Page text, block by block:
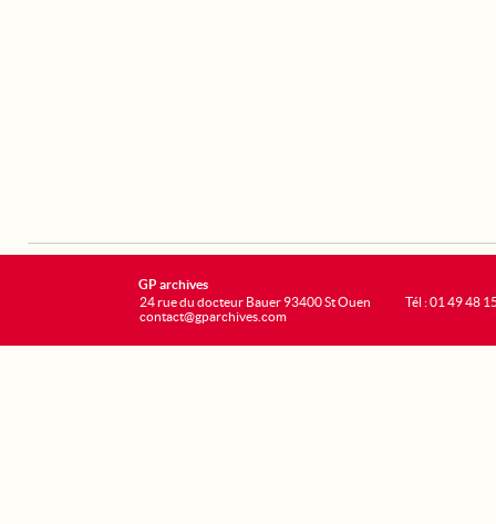
GP archives
24 rue du docteur Bauer 93400 St Ouen
contact@gparchives.com
Tél : 01 49 48